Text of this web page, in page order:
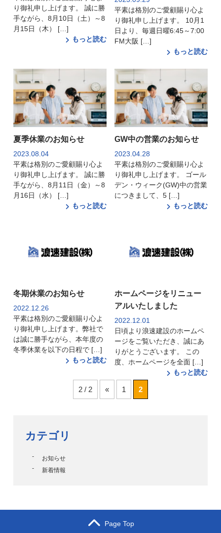
り御礼申し上げます。 誠に勝
手ながら、8月10日（土）～8
月15日（木） […]
もっと読む
平素は格別のご愛顧賜り心よ
り御礼申し上げます。 10月1
日より、毎週日曜6:45～7:00
FM大阪 […]
もっと読む
夏季休業のお知らせ
2023.08.04
平素は格別のご愛顧賜り心よ
り御礼申し上げます。 誠に勝
手ながら、8月11日（金）～8
月16日（水） […]
もっと読む
GW中の営業のお知らせ
2023.04.28
平素は格別のご愛顧賜り心よ
り御礼申し上げます。 ゴール
デン・ウィーク(GW)中の営業
につきまして、5 […]
もっと読む
冬期休業のお知らせ
2022.12.26
平素は格別のご愛顧賜り心よ
り御礼申し上げます。弊社で
は誠に勝手ながら、本年度の
冬季休業を以下の日程で […]
もっと読む
ホームページをリニュー
アルいたしました
2022.12.01
日頃より浪速建設のホームペ
ージをご覧いただき、誠にあ
りがとうございます。 この
度、ホームページを全面 […]
もっと読む
2 / 2 « 1 2
カテゴリ
お知らせ
新着情報
Page Top